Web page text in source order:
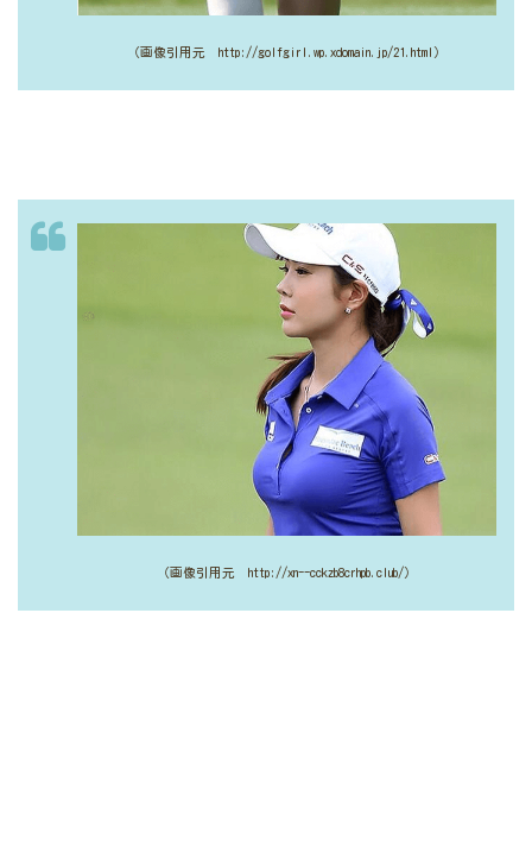
（画像引用元 http://golfgirl.wp.xdomain.jp/21.html）
（画像引用元 http://xn--cckzb8crhpb.club/）